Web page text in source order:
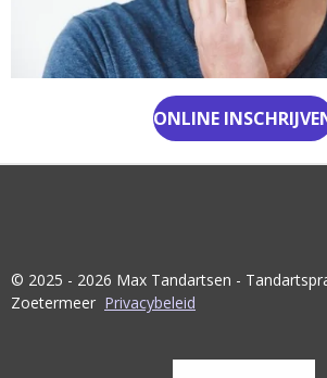
ONLINE
© 2025 - 2026 Max Tandartsen -
Zoetermeer Privacybeleid